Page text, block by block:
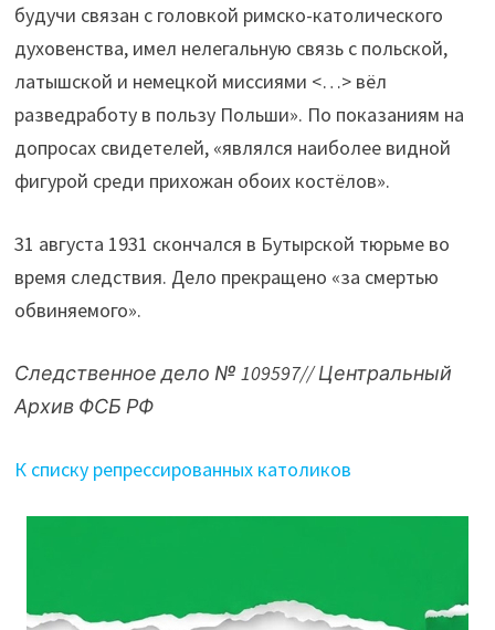
будучи связан с головкой римско-католического
духовенства, имел нелегальную связь с польской,
латышской и немецкой миссиями <…> вёл
разведработу в пользу Польши». По показаниям на
допросах свидетелей, «являлся наиболее видной
фигурой среди прихожан обоих костёлов».
31 августа 1931 скончался в Бутырской тюрьме во
время следствия. Дело прекращено «за смертью
обвиняемого».
Следственное дело № 109597// Центральный
Архив ФСБ РФ
К списку репрессированных католиков